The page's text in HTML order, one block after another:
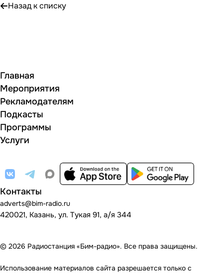
Назад к списку
Главная
Мероприятия
Рекламодателям
Подкасты
Программы
Услуги
Контакты
adverts@bim-radio.ru
420021, Казань, ул. Тукая 91, а/я 344
© 2026 Радиостанция «Бим-радио». Все права защищены.
Использование материалов сайта разрешается только с